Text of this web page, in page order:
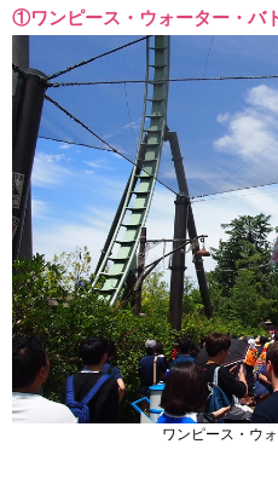
①ワンピース・ウォーター・バ
ワンピース・ウ